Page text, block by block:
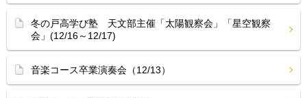
冬の戸高学び塾 天文部主催「太陽観察会」「星空観察
会」(12/16～12/17)
音楽コース卒業演奏会（12/13）